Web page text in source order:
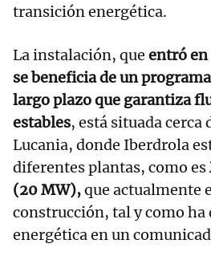
transición energética.
La instalación, que entró en
se beneficia de un
largo plazo que garantiza
estables, está situada cerca
Lucania, donde Iberdrola
diferentes plantas, como es
(20 MW),que actualmente
construcción, tal y como ha
energética en un